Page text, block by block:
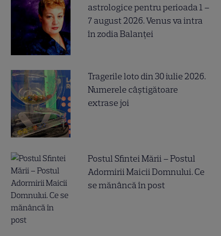
astrologice pentru perioada 1 –
7 august 2026. Venus va intra
în zodia Balanței
Tragerile loto din 30 iulie 2026.
Numerele câştigătoare
extrase joi
Postul Sfintei Mării – Postul
Adormirii Maicii Domnului. Ce
se mănâncă în post